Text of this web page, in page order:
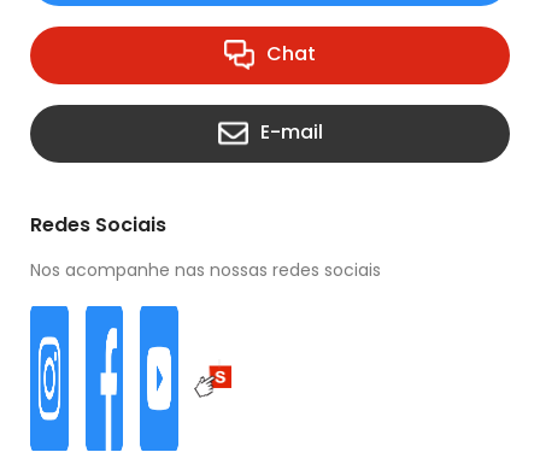
Chat
E-mail
Redes Sociais
Nos acompanhe nas nossas redes sociais